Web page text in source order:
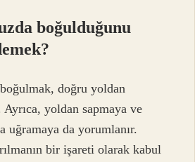
boğulduğunu
doğru yoldan
yoldan sapmaya ve
uğramaya da yorumlanır.
bir işareti olarak kabul